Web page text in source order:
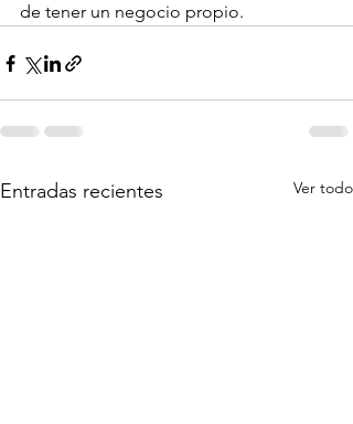
de tener un negocio propio.
Entradas recientes Ver todo